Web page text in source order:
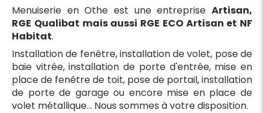
Menuiserie en Othe est une entreprise Artisan,
RGE Qualibat mais aussi RGE ECO Artisan et NF
Habitat.
Installation de fenêtre, installation de volet, pose de
baie vitrée, installation de porte d'entrée, mise en
place de fenêtre de toit, pose de portail, installation
de porte de garage ou encore mise en place de
volet métallique... Nous sommes à votre disposition.